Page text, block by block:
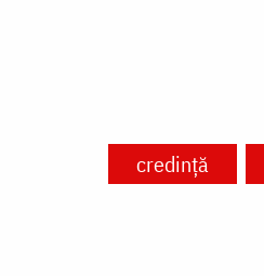
credință